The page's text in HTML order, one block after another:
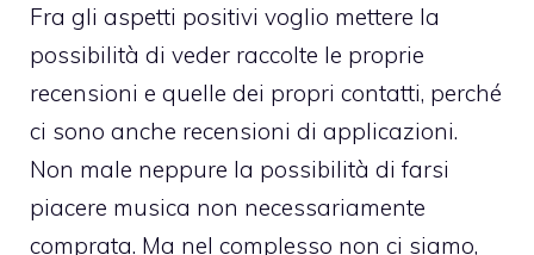
Fra gli aspetti positivi voglio mettere la
possibilità di veder raccolte le proprie
recensioni e quelle dei propri contatti, perché
ci sono anche recensioni di applicazioni.
Non male neppure la possibilità di farsi
piacere musica non necessariamente
comprata. Ma nel complesso non ci siamo,